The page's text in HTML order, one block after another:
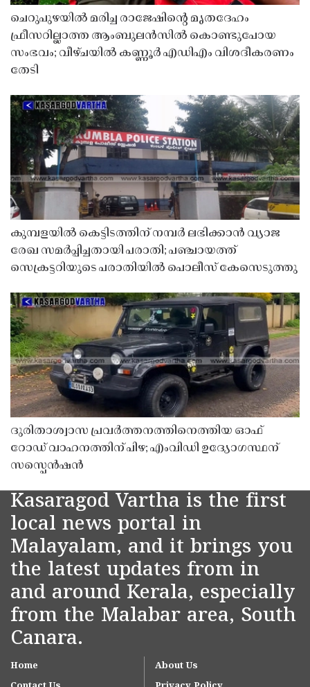
ചെറുപുഴയിൽ മരിച്ച രാജേഷിൻ്റെ മൃതദേഹം
ഫ്രീസറില്ലാത്ത ആംബുലൻസിൽ കൊണ്ടുപോയ
സംഭവം; വീഴ്ചയിൽ കണ്ണൂർ എഡിഎം വിശദീകരണം
തേടി
കുമ്പളയിൽ കെട്ടിടത്തിന് നമ്പർ ലഭിക്കാൻ വ്യാജ
രേഖ സമർപ്പിച്ചതായി പരാതി; പഞ്ചായത്ത്
സെക്രട്ടറിയുടെ പരാതിയിൽ പൊലീസ് കേസെടുത്തു
ദുരിതാശ്വാസ പ്രവർത്തനത്തിനെത്തിയ ഓഫ്
റോഡ് വാഹനത്തിന് പിഴ; എംവിഡി ഉദ്യോഗസ്ഥന്
സസ്പെൻഷൻ
Kasaragod Vartha is the first
local news portal in
Malayalam, and it brings you
the latest updates from in
and around Kerala, especially
from the Malabar area, South
Canara.
Home
About Us